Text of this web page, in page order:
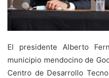
El presidente Alberto
municipio mendocino de
Centro de Desarrollo